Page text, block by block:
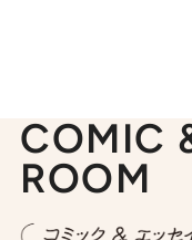
COMIC
ROOM